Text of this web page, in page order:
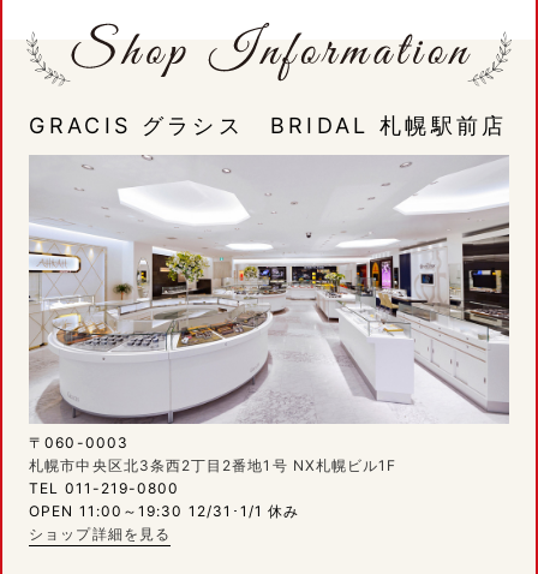
GRACIS グラシス BRIDAL 札幌駅前店
〒060-0003
札幌市中央区北3条西2丁目2番地1号 NX札幌ビル1F
TEL 011-219-0800
OPEN 11:00～19:30 12/31･1/1 休み
ショップ詳細を見る